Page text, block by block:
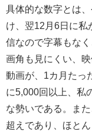
具体的な数字とは
け、翌12月6日に私
信なので字幕もな
画角も見にくい、
動画が、1カ月たっ
に5,000回以上、私
な勢いである。ま
超えであり、ほと